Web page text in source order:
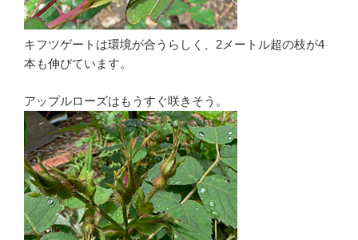
キフツゲートは環境が合うらしく、2メートル超の枝が4
本も伸びています。
アップルローズはもうすぐ咲きそう。